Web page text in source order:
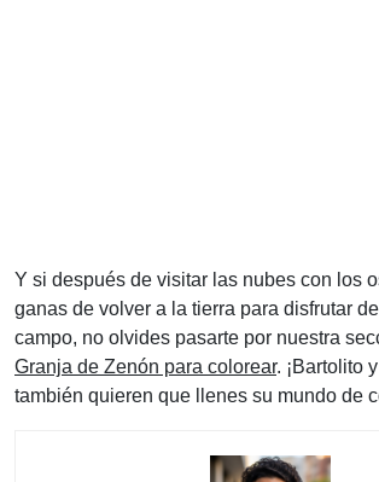
Y si después de visitar las nubes con los
ganas de volver a la tierra para disfrutar
campo, no olvides pasarte por nuestra
Granja de Zenón para colorear. ¡Bartolito
también quieren que llenes su mundo de